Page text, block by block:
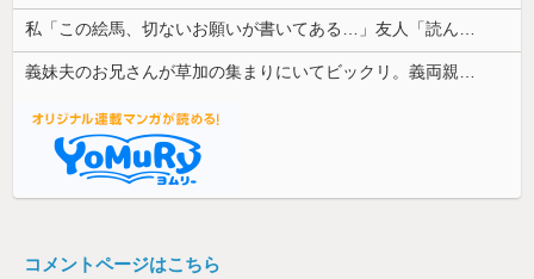
コメントページはこちら